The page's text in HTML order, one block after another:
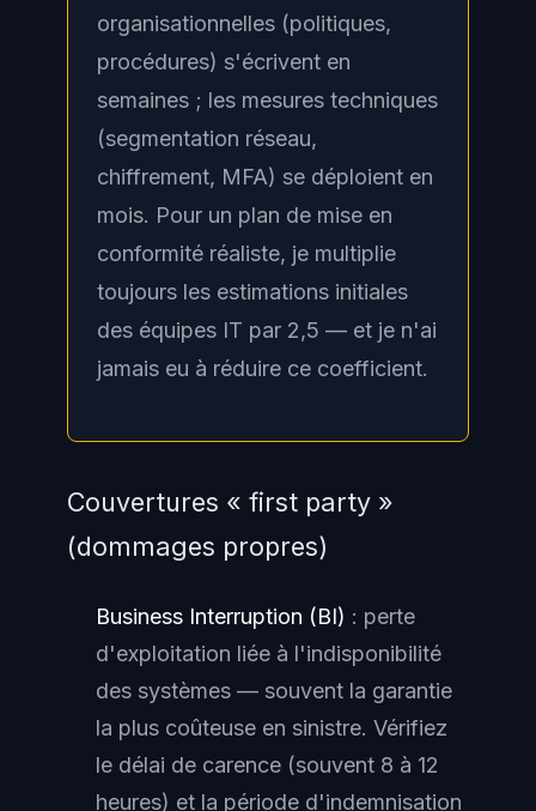
organisationnelles (politiques,
procédures) s'écrivent en
semaines ; les mesures techniques
(segmentation réseau,
chiffrement, MFA) se déploient en
mois. Pour un plan de mise en
conformité réaliste, je multiplie
toujours les estimations initiales
des équipes IT par 2,5 — et je n'ai
jamais eu à réduire ce coefficient.
Couvertures « first party »
(dommages propres)
Business Interruption (BI) : perte
d'exploitation liée à l'indisponibilité
des systèmes — souvent la garantie
la plus coûteuse en sinistre. Vérifiez
le délai de carence (souvent 8 à 12
heures) et la période d'indemnisation